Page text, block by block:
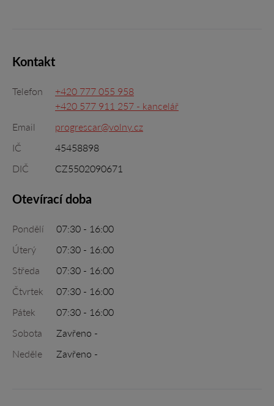
Kontakt
Telefon
+420 777 055 958
+420 577 911 257 - kancelář
Email
progrescar@volny.cz
IČ
45458898
DIČ
CZ5502090671
Otevírací doba
Pondělí
07:30 - 16:00
Úterý
07:30 - 16:00
Středa
07:30 - 16:00
Čtvrtek
07:30 - 16:00
Pátek
07:30 - 16:00
Sobota
Zavřeno -
Neděle
Zavřeno -